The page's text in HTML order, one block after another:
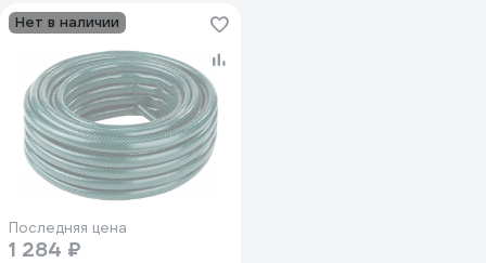
Нет в наличии
Последняя цена
1 284 ₽